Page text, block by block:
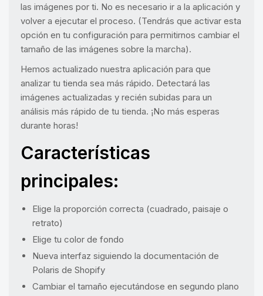
las imágenes por ti. No es necesario ir a la aplicación y
volver a ejecutar el proceso. (Tendrás que activar esta
opción en tu configuración para permitirnos cambiar el
tamaño de las imágenes sobre la marcha).
Hemos actualizado nuestra aplicación para que
analizar tu tienda sea más rápido. Detectará las
imágenes actualizadas y recién subidas para un
análisis más rápido de tu tienda. ¡No más esperas
durante horas!
Características
principales:
Elige la proporción correcta (cuadrado, paisaje o
retrato)
Elige tu color de fondo
Nueva interfaz siguiendo la documentación de
Polaris de Shopify
Cambiar el tamaño ejecutándose en segundo plano